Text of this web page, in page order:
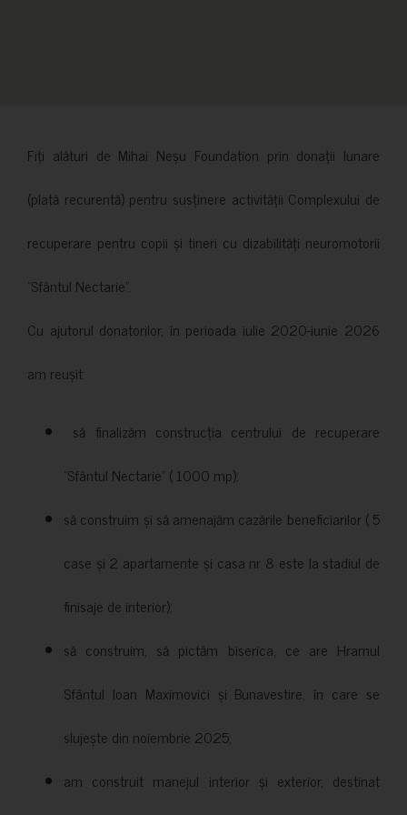
Fiți alături de Mihai Neșu Foundation prin donații lunare
(plată recurentă) pentru susținere activității Complexului de
recuperare pentru copii și tineri cu dizabilități neuromotorii
”Sfântul Nectarie”.
Cu ajutorul donatorilor, în perioada iulie 2020-iunie 2026
am reușit:
să finalizăm construcția centrului de recuperare
”Sfântul Nectarie” ( 1000 mp);
să construim și să amenajăm cazările beneficiarilor ( 5
case și 2 apartamente și casa nr 8 este la stadiul de
finisaje de interior);
să construim, să pictăm biserica, ce are Hramul
Sfântul Ioan Maximovici și Bunavestire, în care se
slujește din noiembrie 2025;
am construit manejul interior și exterior, destinat